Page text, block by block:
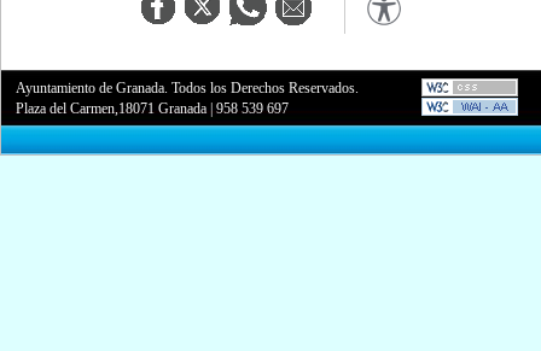
Ayuntamiento de Granada. Todos los Derechos Reservados.
Plaza del Carmen,18071 Granada |958 539 697